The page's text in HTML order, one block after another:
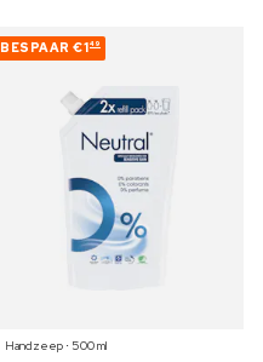
BESPAAR €149
Handzeep ⋅ 500 ml